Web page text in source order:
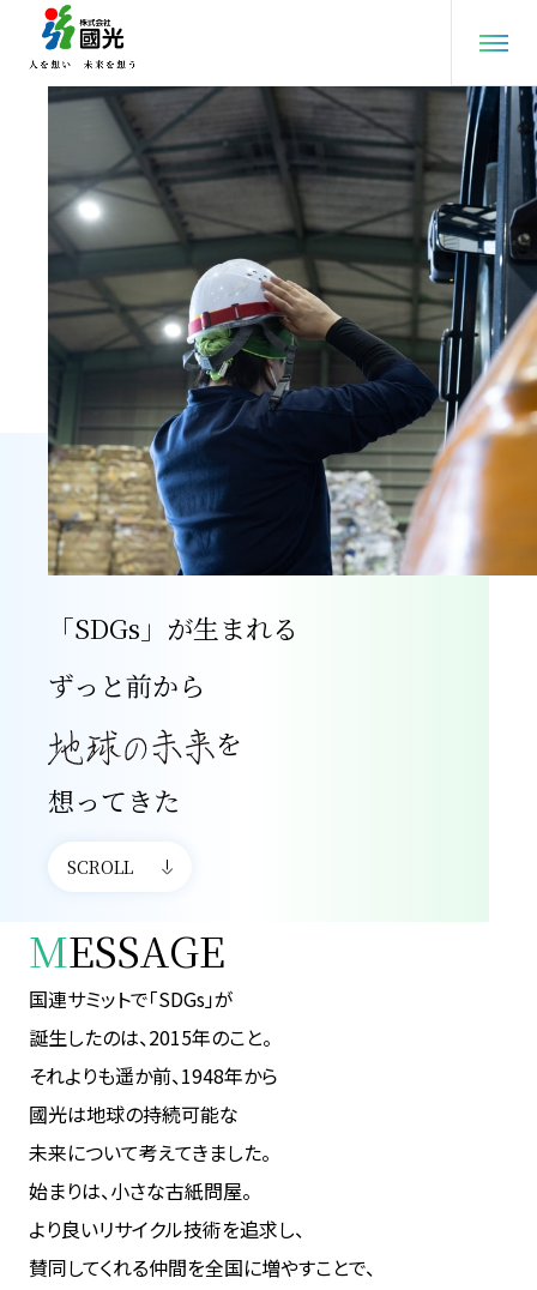
「SDGs」が生まれる
ずっと前から
を
想ってきた
SCROLL
MESSAGE
国連サミットで「SDGs」が
誕生したのは、2015年のこと。
それよりも遥か前、1948年から
國光は地球の持続可能な
未来について考えてきました。
始まりは、小さな古紙問屋。
より良いリサイクル技術を追求し、
賛同してくれる仲間を全国に増やすことで、